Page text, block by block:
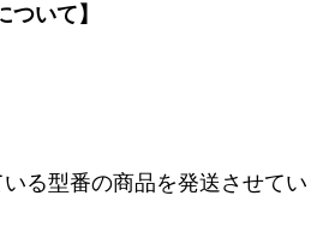
ついて】
る型番の商品を発送させてい